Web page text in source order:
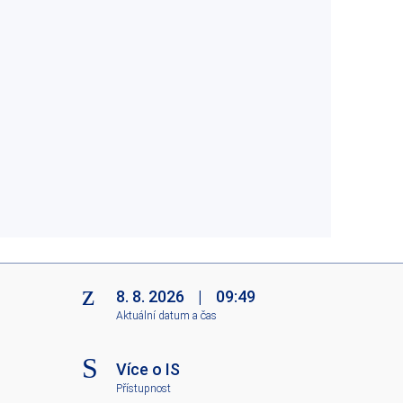
8. 8. 2026 | 09:49
Aktuální datum a čas
Více o IS
Přístupnost